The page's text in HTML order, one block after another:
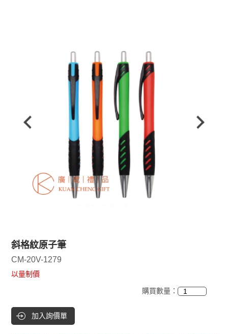
斜格紋原子筆
CM-20V-1279
以量制價
購買數量：
加入詢價單